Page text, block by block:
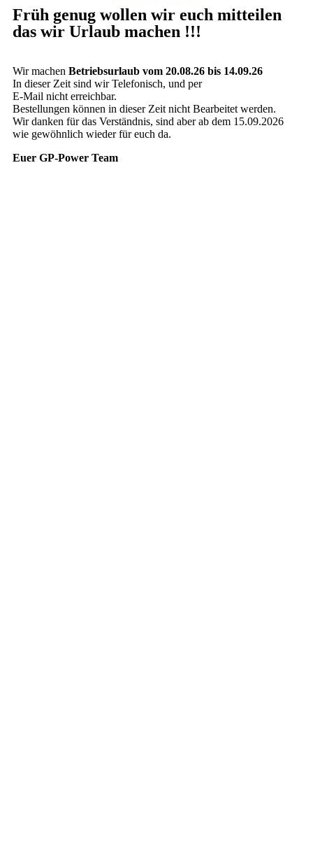
Früh genug wollen wir euch mitteilen
das wir Urlaub machen !!!
Wir machen Betriebsurlaub vom 20.08.26 bis 14.09.26
In dieser Zeit sind wir Telefonisch, und per
E-Mail nicht erreichbar.
Bestellungen können in dieser Zeit nicht Bearbeitet werden.
Wir danken für das Verständnis, sind aber ab dem 15.09.2026
wie gewöhnlich wieder für euch da.
Euer GP-Power Team